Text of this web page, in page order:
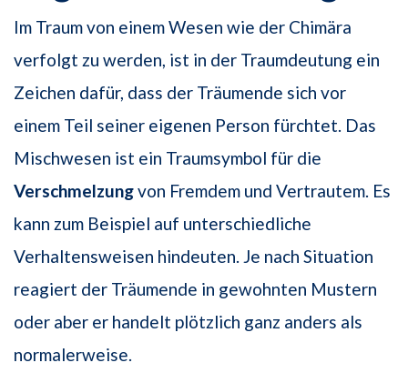
Im Traum von einem Wesen wie der Chimära
verfolgt zu werden, ist in der Traumdeutung ein
Zeichen dafür, dass der Träumende sich vor
einem Teil seiner eigenen Person fürchtet. Das
Mischwesen ist ein Traumsymbol für die
Verschmelzungvon Fremdem und Vertrautem. Es
kann zum Beispiel auf unterschiedliche
Verhaltensweisen hindeuten. Je nach Situation
reagiert der Träumende in gewohnten Mustern
oder aber er handelt plötzlich ganz anders als
normalerweise.